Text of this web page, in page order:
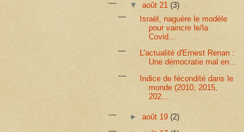
▼ août 21 (3)
Israël, naguère le modèle
pour vaincre le/la
Covid...
L'actualité d'Ernest Renan :
Une démocratie mal en...
Indice de fécondité dans le
monde (2010, 2015,
202...
► août 19 (2)